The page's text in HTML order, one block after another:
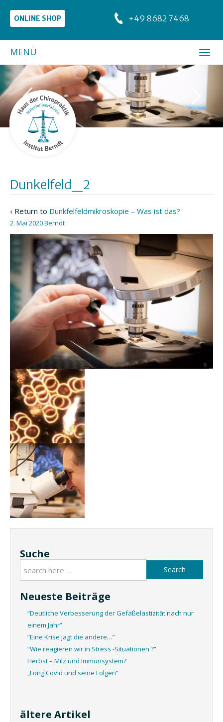
ONLINE SHOP +49 8682 7468
MENÜ
Dunkelfeld_2
‹ Return to Dunkfelfeldmikroskopie – Was ist das?
2. Mai 2020Berndt
Suche
Search
Neueste Beiträge
“Deutliche Verbesserung der Gefäßelastizität nach nur
einem Jahr”
“Eine Krise jagt die andere…”
“Wie reagieren wir in Stress -Situationen ?”
Herbst – Milz und Immunsystem?
„Long Covid und seine Folgen“
ältere Artikel